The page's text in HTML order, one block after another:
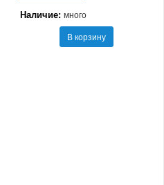
Наличие: много
В корзину